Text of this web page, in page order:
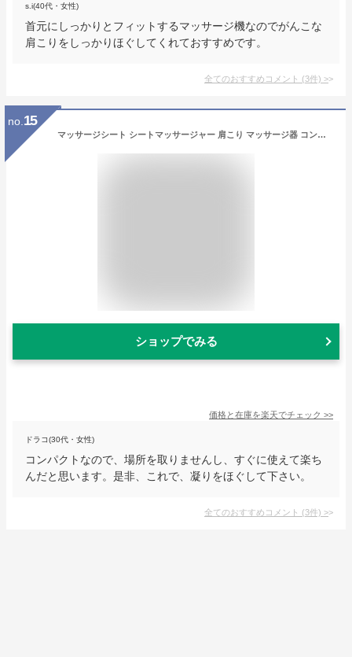
s.i(40代・女性)
首元にしっかりとフィットするマッサージ機なのでがんこな
肩こりをしっかりほぐしてくれておすすめです。
全てのおすすめコメント (3件) >
no. 15
マッサージシート シートマッサージャー 肩こり マッサージ器 コンパクト 首 足 腰 簡単 ラクラク操作 こり 本格家庭用マッサージ器 母の日 贈り物 父の日 プレゼント マッサージャー マッサージ機 マッサージチェア セララ 送料無料
ショップでみる
価格と在庫を楽天でチェック >>
ドラコ(30代・女性)
コンパクトなので、場所を取りませんし、すぐに使えて楽ち
んだと思います。是非、これで、凝りをほぐして下さい。
全てのおすすめコメント (3件) >